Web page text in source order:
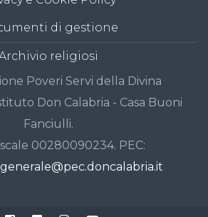
di gestione
religiosi
Poveri Servi della Divina
Don Calabria - Casa Buoni
Fanciulli.
00280090234. PEC: